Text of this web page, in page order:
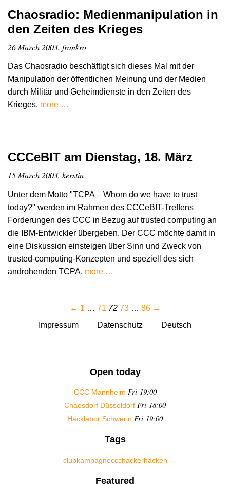
Chaosradio: Medienmanipulation in
den Zeiten des Krieges
26 March 2003, frankro
Das Chaosradio beschäftigt sich dieses Mal mit der
Manipulation der öffentlichen Meinung und der Medien
durch Militär und Geheimdienste in den Zeiten des
Krieges. more …
CCCeBIT am Dienstag, 18. März
15 March 2003, kerstin
Unter dem Motto "TCPA – Whom do we have to trust
today?" werden im Rahmen des CCCeBIT-Treffens
Forderungen des CCC in Bezug auf trusted computing an
die IBM-Entwickler übergeben. Der CCC möchte damit in
eine Diskussion einsteigen über Sinn und Zweck von
trusted-computing-Konzepten und speziell des sich
androhenden TCPA. more …
← 1 … 71 72 73 … 86 →
Impressum
Datenschutz Deutsch
Open today
CCC Mannheim Fri 19:00
Chaosdorf Düsseldorf Fri 18:00
Hacklabor Schwerin Fri 19:00
Tags
clubkampagneccchackerhacken
Featured